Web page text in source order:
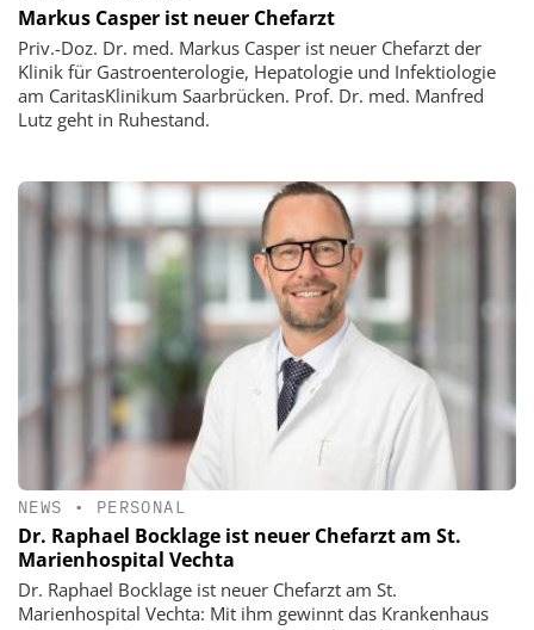
Markus Casper ist neuer Chefarzt
Priv.-Doz. Dr. med. Markus Casper ist neuer Chefarzt der
Klinik für Gastroenterologie, Hepatologie und Infektiologie
am CaritasKlinikum Saarbrücken. Prof. Dr. med. Manfred
Lutz geht in Ruhestand.
NEWS • PERSONAL
Dr. Raphael Bocklage ist neuer Chefarzt am St.
Marienhospital Vechta
Dr. Raphael Bocklage ist neuer Chefarzt am St.
Marienhospital Vechta: Mit ihm gewinnt das Krankenhaus